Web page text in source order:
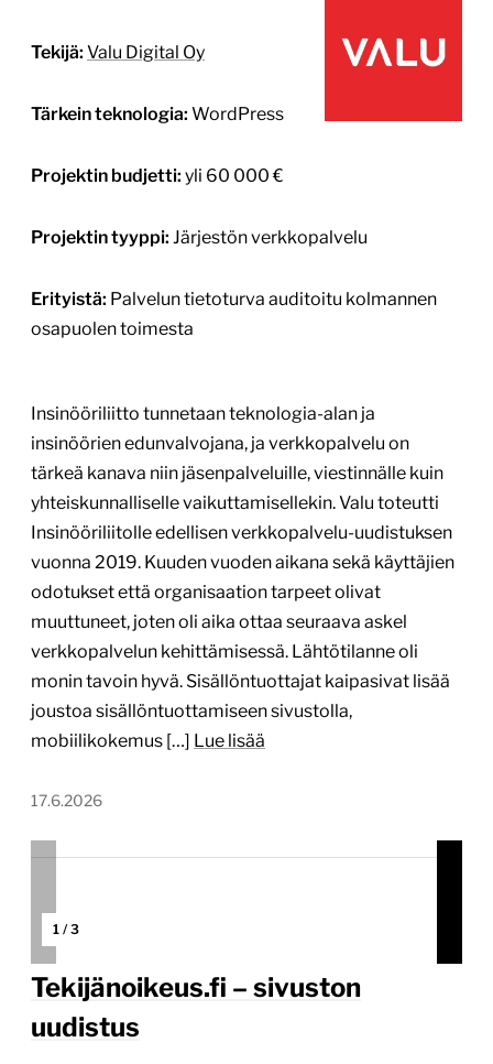
Tekijä: Valu Digital Oy
Tärkein teknologia: WordPress
Projektin budjetti: yli 60 000 €
Projektin tyyppi: Järjestön verkkopalvelu
Erityistä: Palvelun tietoturva auditoitu kolmannen
osapuolen toimesta
Insinööriliitto tunnetaan teknologia-alan ja
insinöörien edunvalvojana, ja verkkopalvelu on
tärkeä kanava niin jäsenpalveluille, viestinnälle kuin
yhteiskunnalliselle vaikuttamisellekin. Valu toteutti
Insinööriliitolle edellisen verkkopalvelu-uudistuksen
vuonna 2019. Kuuden vuoden aikana sekä käyttäjien
odotukset että organisaation tarpeet olivat
muuttuneet, joten oli aika ottaa seuraava askel
verkkopalvelun kehittämisessä. Lähtötilanne oli
monin tavoin hyvä. Sisällöntuottajat kaipasivat lisää
joustoa sisällöntuottamiseen sivustolla,
mobiilikokemus […] Lue lisää
17.6.2026
1 / 3
Tekijänoikeus.fi – sivuston
uudistus